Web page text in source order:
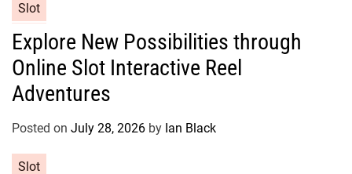
s
a
e
g
o
r
Slot
Explore New Possibilities through
Online Slot Interactive Reel
Adventures
Posted on July 28, 2026 by Ian Black
Slot